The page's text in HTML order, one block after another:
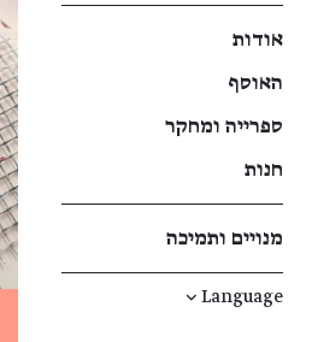
אודות
האוסף
ספרייה ומחקר
חנות
מנויים ותמיכה
Language
↓